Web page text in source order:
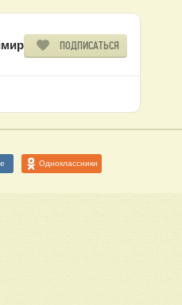
ПОДПИСАТЬСЯ
Одноклассники